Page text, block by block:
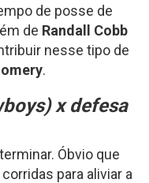
de posse de
de Randall Cobb
nesse tipo de
.
) x defesa
Óbvio que
para aliviar a